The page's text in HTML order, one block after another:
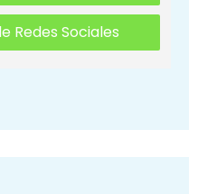
Redes Sociales